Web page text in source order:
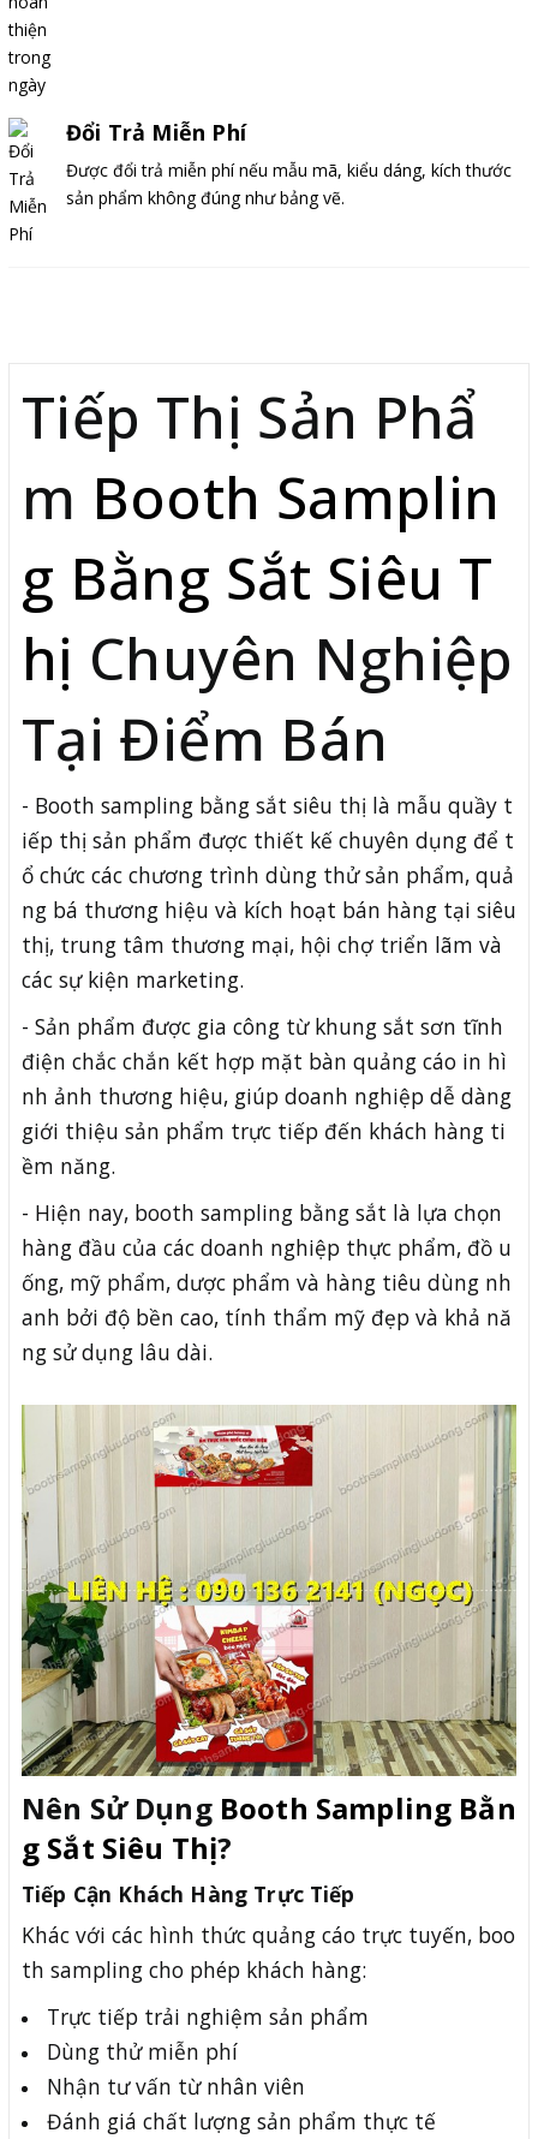
Đổi Trả Miễn Phí
Được đổi trả miễn phí nếu mẫu mã, kiểu dáng, kích thước
sản phẩm không đúng như bảng vẽ.
Tiếp Thị Sản Phẩ
m Booth Samplin
g Bằng Sắt Siêu T
hị Chuyên Nghiệp
Tại Điểm Bán
- Booth sampling bằng sắt siêu thị là mẫu quầy t
iếp thị sản phẩm được thiết kế chuyên dụng để t
ổ chức các chương trình dùng thử sản phẩm, quả
ng bá thương hiệu và kích hoạt bán hàng tại siêu
thị, trung tâm thương mại, hội chợ triển lãm và
các sự kiện marketing.
- Sản phẩm được gia công từ khung sắt sơn tĩnh
điện chắc chắn kết hợp mặt bàn quảng cáo in hì
nh ảnh thương hiệu, giúp doanh nghiệp dễ dàng
giới thiệu sản phẩm trực tiếp đến khách hàng ti
ềm năng.
- Hiện nay, booth sampling bằng sắt là lựa chọn
hàng đầu của các doanh nghiệp thực phẩm, đồ u
ống, mỹ phẩm, dược phẩm và hàng tiêu dùng nh
anh bởi độ bền cao, tính thẩm mỹ đẹp và khả nă
ng sử dụng lâu dài.
Nên Sử Dụng Booth Sampling Bằn
g Sắt Siêu Thị?
Tiếp Cận Khách Hàng Trực Tiếp
Khác với các hình thức quảng cáo trực tuyến, boo
th sampling cho phép khách hàng:
Trực tiếp trải nghiệm sản phẩm
Dùng thử miễn phí
Nhận tư vấn từ nhân viên
Đánh giá chất lượng sản phẩm thực tế